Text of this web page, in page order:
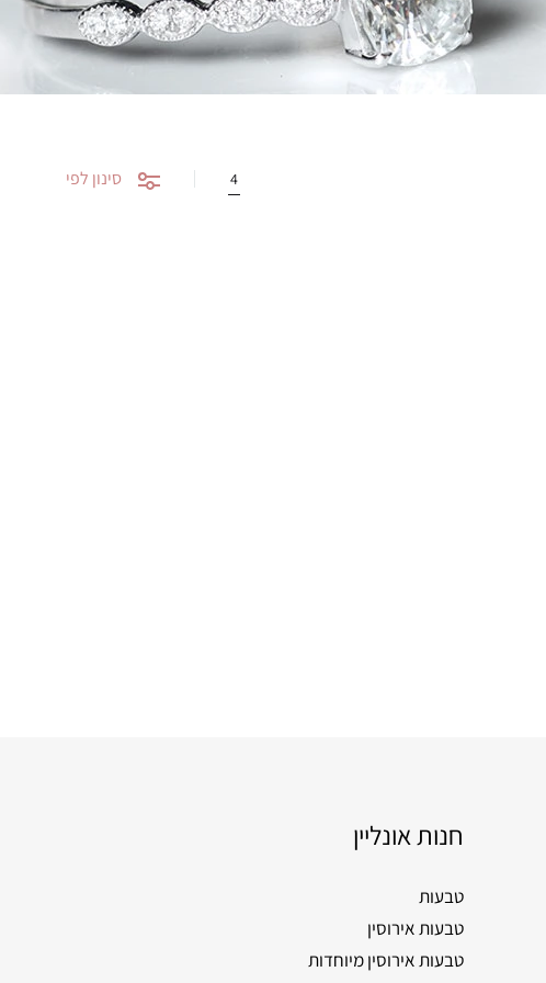
סינון לפי 4
חנות אונליין
טבעות
טבעות אירוסין
טבעות אירוסין מיוחדות